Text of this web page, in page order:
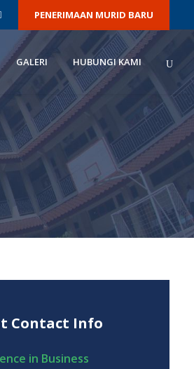
PENERIMAAN MURID BARU
GALERI HUBUNGI KAMI
Contact Info
in Business